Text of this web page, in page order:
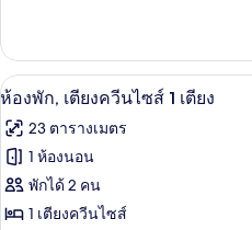
ไซส์
เตียง,
ระเบียง
(Topland)
เกี่ยว
กับ
ห้อง
ท,
เตียง
คิง
ไซส์
เปิด
ภาพถ่าย
ทั้งหมด
ของ
ห้อง
9
ห้องพัก, เตียงควีนไซส์ 1 เตียง
23 ตารางเมตร
1 ห้องนอน
พักได้ 2 คน
1 เตียงควีนไซส์